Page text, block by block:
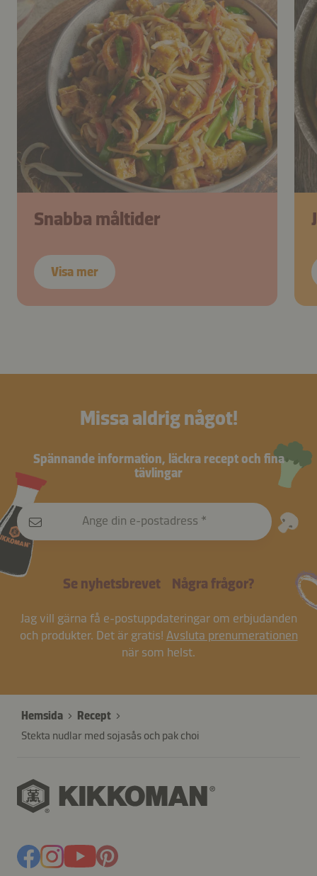
Snabba måltider
Visa mer
Missa aldrig något!
Spännande information, läckra recept och fina
tävlingar
Ange din e-postadress
Se nyhetsbrevet Några frågor?
Jag vill gärna få e-postuppdateringar om erbjudanden
och produkter. Det är gratis! Avsluta prenumerationen
när som helst.
Hemsida
Recept
Stekta nudlar med sojasås och pak choi